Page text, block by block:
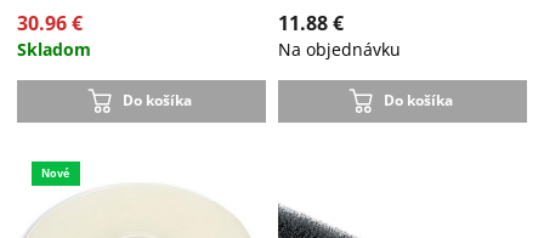
30.96 €
Skladom
Do košíka
11.88 €
Na objednávku
Do košíka